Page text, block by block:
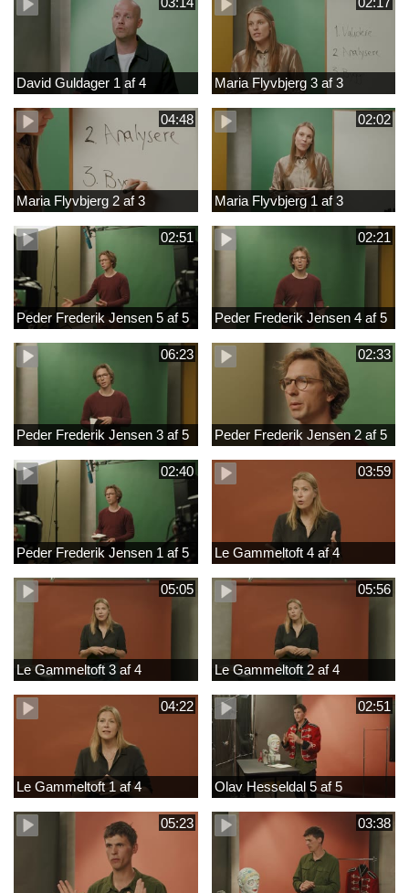
David Guldager 1 af 4 Maria Flyvbjerg 3 af 3
04:48
Maria Flyvbjerg 2 af 3
02:02
Maria Flyvbjerg 1 af 3
02:51
Peder Frederik Jensen 5 af 5
02:21
Peder Frederik Jensen 4 af 5
06:23
Peder Frederik Jensen 3 af 5
02:33
Peder Frederik Jensen 2 af 5
02:40
Peder Frederik Jensen 1 af 5
03:59
Le Gammeltoft 4 af 4
05:05
Le Gammeltoft 3 af 4
05:56
Le Gammeltoft 2 af 4
04:22
Le Gammeltoft 1 af 4
02:51
Olav Hesseldal 5 af 5
05:23 03:38